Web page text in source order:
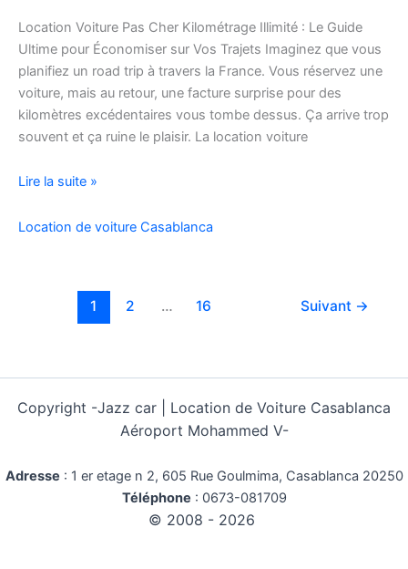
Location Voiture Pas Cher Kilométrage Illimité : Le Guide
Ultime pour Économiser sur Vos Trajets Imaginez que vous
planifiez un road trip à travers la France. Vous réservez une
voiture, mais au retour, une facture surprise pour des
kilomètres excédentaires vous tombe dessus. Ça arrive trop
souvent et ça ruine le plaisir. La location voiture
Location
Pas
Lire la suite »
Location de voiture Casablanca
1 2 … 16 Suivant →
Copyright -Jazz car | Location de Voiture Casablanca
Aéroport Mohammed V-
Adresse : 1 er etage n 2, 605 Rue Goulmima, Casablanca 20250
Téléphone : 0673-081709
© 2008 - 2026